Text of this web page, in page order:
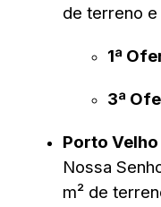
de terreno
1ª
3ª
Porto Velho
Nossa
m² de